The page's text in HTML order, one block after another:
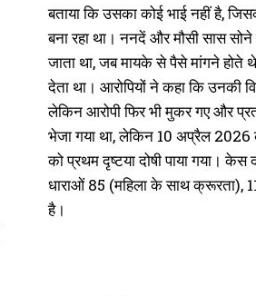
बताया कि उसका कोई भाई नहीं है,
बना रहा था। ननदें और मौसी सास
जाता था, जब मायके से पैसे मांगने होते
देता था। आरोपियों ने कहा कि उनकी
लेकिन आरोपी फिर भी मुकर गए और
भेजा गया था, लेकिन 10 अप्रैल 2026
को प्रथम दृष्टया दोषी पाया गया।
धाराओं 85 (महिला के साथ क्रूरता),
है।